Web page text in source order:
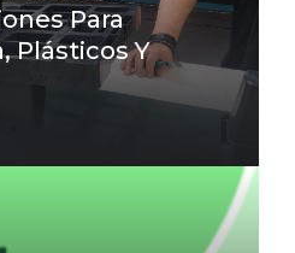
Para
Plásticos Y